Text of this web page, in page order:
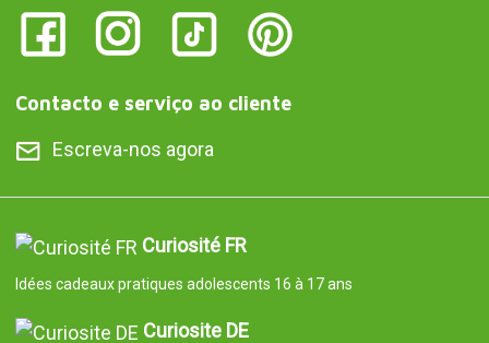
Contacto e serviço ao cliente
Escreva-nos agora
Curiosité FR
Idées cadeaux pratiques adolescents 16 à 17 ans
Curiosite DE